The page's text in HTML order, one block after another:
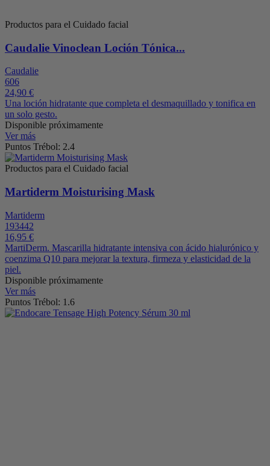
Productos para el Cuidado facial
Caudalie Vinoclean Loción Tónica...
Caudalie
606
24,90 €
Una loción hidratante que completa el desmaquillado y tonifica en
un solo gesto.
Disponible próximamente
Ver más
Puntos Trébol: 2.4
Productos para el Cuidado facial
Martiderm Moisturising Mask
Martiderm
193442
16,95 €
MartiDerm. Mascarilla hidratante intensiva con ácido hialurónico y
coenzima Q10 para mejorar la textura, firmeza y elasticidad de la
piel.
Disponible próximamente
Ver más
Puntos Trébol: 1.6